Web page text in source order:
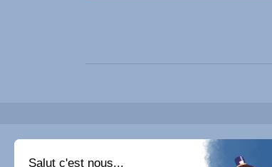
Ils nous ont fait confiance